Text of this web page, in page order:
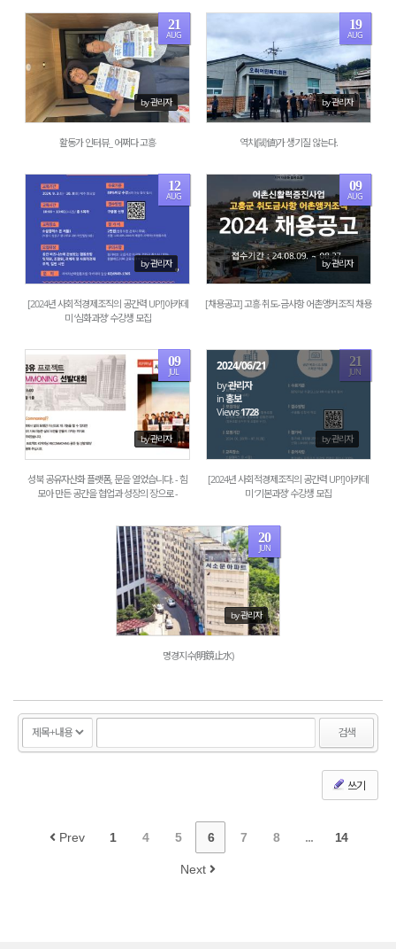
21
AUG
by 관리자
1876
활동가 인터뷰_ 어쩌다 고흥
19
AUG
by 관리자
1738
역치(閾値)가 생기질 않는다.
12
AUG
by 관리자
1989
[2024년 사회적경제조직의 공간력 UP!]아카데
미 ‘심화과정’ 수강생 모집
09
AUG
by 관리자
2106
[채용공고] 고흥 취도-금사항 어촌앵커조직 채용
09
JUL
by 관리자
1421
성북 공유자산화 플랫폼, 문을 열었습니다. - 힘
모아 만든 공간을 협업과 성장의 장으로 -
21
JUN
by 관리자
2024/06/21
by관리자
in홍보
Views1728
[2024년 사회적경제조직의 공간력 UP!]아카데
미 ‘기본과정’ 수강생 모집
20
JUN
by 관리자
1755
명경지수(明鏡止水)
검색
쓰기
Prev 1 4 5 6 7 8 ... 14
Next